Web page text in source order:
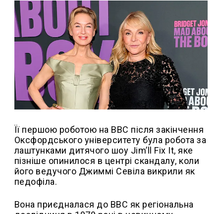
Її першою роботою на BBC після закінчення
Оксфордського університету була робота за
лаштунками дитячого шоу Jim’ll Fix It, яке
пізніше опинилося в центрі скандалу, коли
його ведучого Джиммі Севіла викрили як
педофіла.
Вона приєдналася до BBC як регіональна